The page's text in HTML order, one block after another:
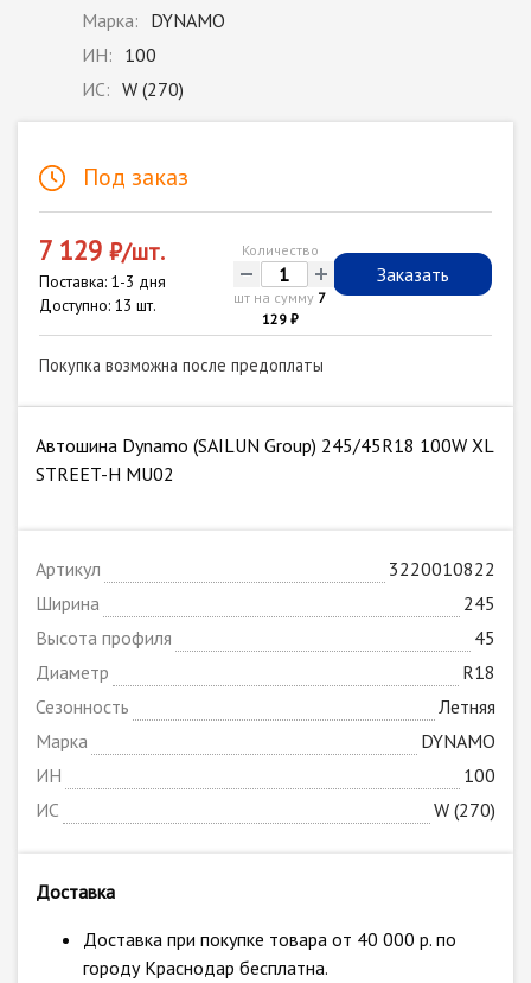
Марка: DYNAMO
ИН: 100
ИС: W (270)
Под заказ
7 129 ₽/шт.
Поставка: 1-3 дня
Доступно: 13 шт.
Количество
- +
шт на сумму 7
129 ₽
Заказать
Покупка возможна после предоплаты
Автошина Dynamo (SAILUN Group) 245/45R18 100W XL
STREET-H MU02
Артикул
3220010822
Ширина
245
Высота профиля
45
Диаметр
R18
Сезонность
Летняя
Марка
DYNAMO
ИН
100
ИС
W (270)
Доставка
Доставка при покупке товара от 40 000 р. по
городу Краснодар бесплатна.